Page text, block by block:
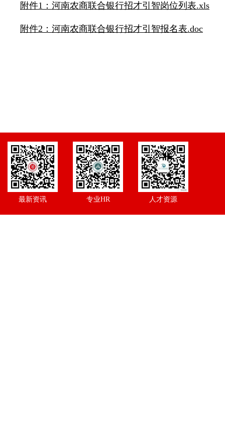
附件1：河南农商联合银行招才引智岗位列表.xls
附件2：河南农商联合银行招才引智报名表.doc
最新资讯 专业HR 人才资源